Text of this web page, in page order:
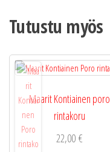
Tutustu myös
Maarit Kontiainen poro
rintakoru
22,00€